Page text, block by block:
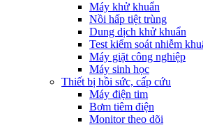
Máy khử khuẩn
Nồi hấp tiệt trùng
Dung dịch khử khuẩn
Test kiểm soát nhiễm
Máy giặt công nghiệp
Máy sinh học
Thiết bị hồi sức, cấp cứu
Máy điện tim
Bơm tiêm điện
Monitor theo dõi